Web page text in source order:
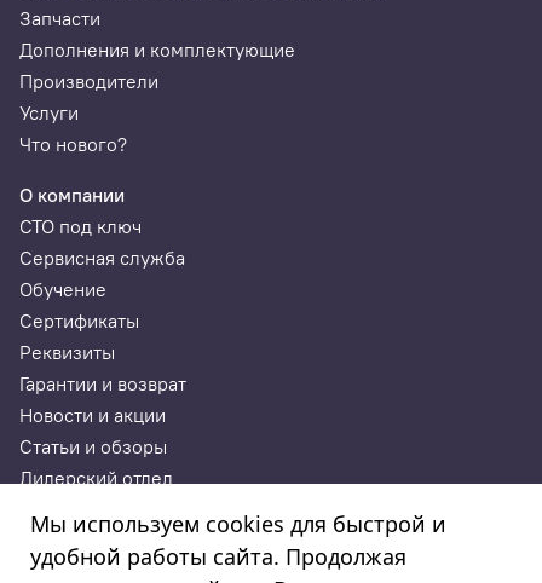
Запчасти
Дополнения и комплектующие
Производители
Услуги
Что нового?
О компании
СТО под ключ
Сервисная служба
Обучение
Сертификаты
Реквизиты
Гарантии и возврат
Новости и акции
Статьи и обзоры
Дилерский отдел
ИП Годунова Лариса Леонидовна
Мы используем cookies для быстрой и
удобной работы сайта. Продолжая